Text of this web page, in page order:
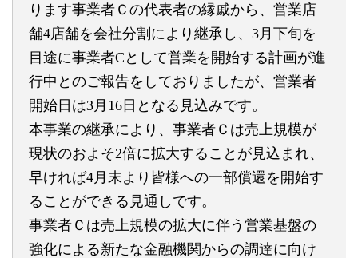
ります事業者Ｃの代表者の縁戚から、営業店
舗4店舗を会社分割により継承し、3月下旬を
目途に事業者Cとして営業を開始する計画が進
行中とのご報告をしておりましたが、営業者
開始日は3月16日となる見込みです。
本事業の継承により、事業者Ｃは売上規模が
現状のおよそ2倍に拡大することが見込まれ、
早ければ4月末より皆様への一部償還を開始す
ることができる見通しです。
事業者Ｃは売上規模の拡大に伴う営業基盤の
強化による新たな金融機関からの調達に向け